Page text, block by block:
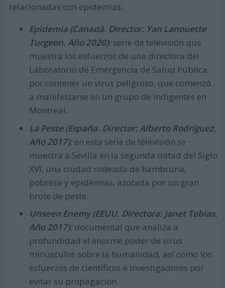
relacionadas con epidemias:
Epidemia (Canadá. Director: Yan Lanouette
Turgeon. Año 2020):serie de televisión que
muestra los esfuerzos de una directora del
Laboratorio de Emergencia de Salud Pública
por contener un virus peligroso, que comenzó
a manifestarse en un grupo de indigentes en
Montreal.
La Peste (España. Director: Alberto Rodríguez.
Año 2017):en esta serie de televisión se
muestra a Sevilla en la segunda mitad del Siglo
XVI, una ciudad rodeada de hambruna,
pobreza y epidemias, azotada por un gran
brote de peste.
Unseen Enemy (EEUU. Directora: Janet Tobias.
Año 2017):documental que analiza a
profundidad el enorme poder de virus
minúsculos sobre la humanidad, así como los
esfuerzos de científicos e investigadores por
evitar su propagación.